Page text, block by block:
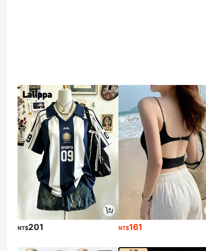
NT$201 NT$161